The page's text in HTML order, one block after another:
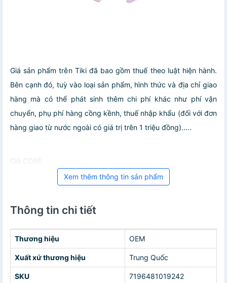
Giá sản phẩm trên Tiki đã bao gồm thuế theo luật hiện hành.
Bên cạnh đó, tuỳ vào loại sản phẩm, hình thức và địa chỉ giao
hàng mà có thể phát sinh thêm chi phí khác như phí vận
chuyển, phụ phí hàng cồng kềnh, thuế nhập khẩu (đối với đơn
hàng giao từ nước ngoài có giá trị trên 1 triệu đồng).....
Giá CORE
Xem thêm thông tin sản phẩm
Thông tin chi tiết
Thương hiệu OEM
Xuất xứ thương hiệu Trung Quốc
SKU 7196481019242